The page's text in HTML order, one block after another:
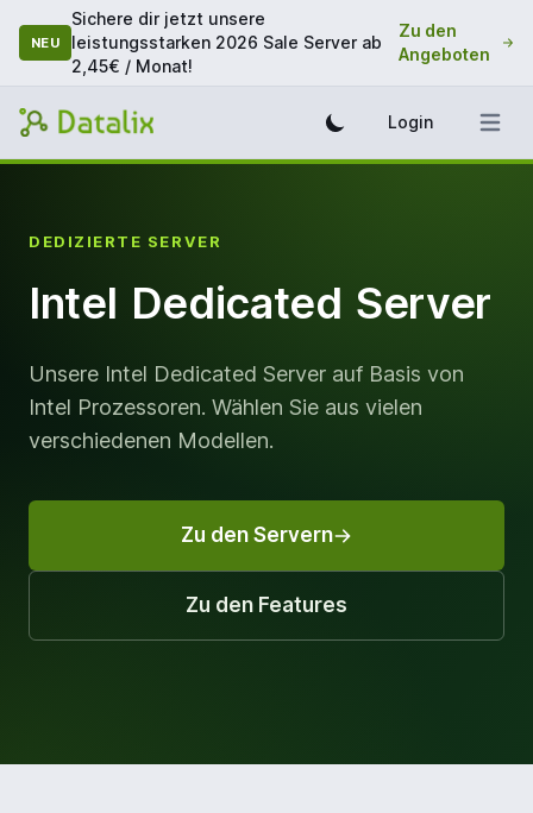
NEU
Sichere dir jetzt unsere
leistungsstarken 2026 Sale Server ab
2,45€ / Monat!
Zu den
Angeboten
Login
DEDIZIERTE SERVER
Intel Dedicated Server
Unsere Intel Dedicated Server auf Basis von
Intel Prozessoren. Wählen Sie aus vielen
verschiedenen Modellen.
Zu den Servern
Zu den Features